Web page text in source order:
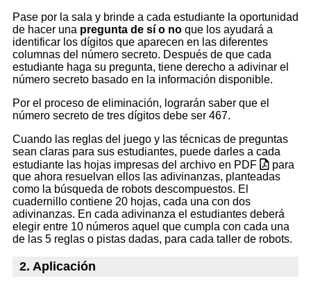
Pase por la sala y brinde a cada estudiante la oportunidad
de hacer una pregunta de sí o no que los ayudará a
identificar los dígitos que aparecen en las diferentes
columnas del número secreto. Después de que cada
estudiante haga su pregunta, tiene derecho a adivinar el
número secreto basado en la información disponible.
Por el proceso de eliminación, lograrán saber que el
número secreto de tres dígitos debe ser 467.
Cuando las reglas del juego y las técnicas de preguntas
sean claras para sus estudiantes, puede darles a cada
estudiante las hojas impresas del archivo en PDF
para
que ahora resuelvan ellos las adivinanzas, planteadas
como la búsqueda de robots descompuestos. El
cuadernillo contiene 20 hojas, cada una con dos
adivinanzas. En cada adivinanza el estudiantes deberá
elegir entre 10 números aquel que cumpla con cada una
de las 5 reglas o pistas dadas, para cada taller de robots.
2. Aplicación